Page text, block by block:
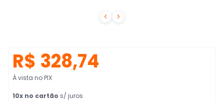
 
R$ 328,74
À vista no PIX
10x no cartão s/ juros